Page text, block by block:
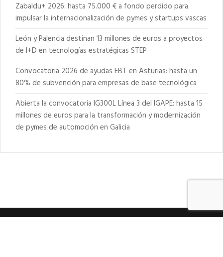
Zabaldu+ 2026: hasta 75.000 € a fondo perdido para
impulsar la internacionalización de pymes y startups vascas
León y Palencia destinan 13 millones de euros a proyectos
de I+D en tecnologías estratégicas STEP
Convocatoria 2026 de ayudas EBT en Asturias: hasta un
80% de subvención para empresas de base tecnológica
Abierta la convocatoria IG300L Línea 3 del IGAPE: hasta 15
millones de euros para la transformación y modernización
de pymes de automoción en Galicia
© 2021 deducible.es |Política de Cookies|Condiciones de